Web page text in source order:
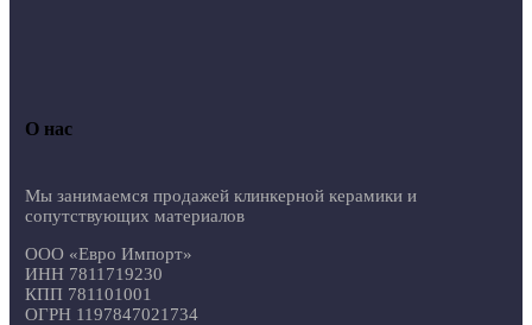
О нас
Мы занимаемся продажей клинкерной керамики и
сопутствующих материалов
ООО «Евро Импорт»
ИНН 7811719230
КПП 781101001
ОГРН 1197847021734